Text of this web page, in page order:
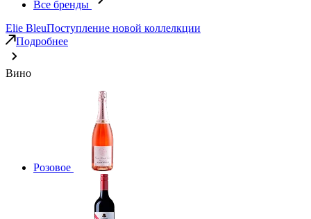
Все бренды
Elie BleuПоступление новой коллелкции
Подробнее
Вино
Розовое